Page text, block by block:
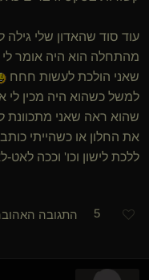
עוד סוד שהאדון שלי גילה
מהתחלה הוא היה אומר
שאני הולכת לעשות חחח
למשל כשהוא היה מכין
שהוא ראה שאני מתכוונת
את החלון או כשהייתי
ללכת לישון וכו' וככה
5 התגובה